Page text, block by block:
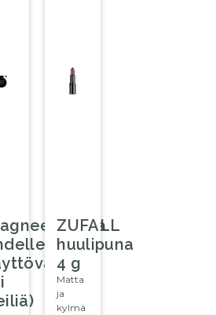
ZUFALL
huulipuna
4 g
Matta
ja
kylmä